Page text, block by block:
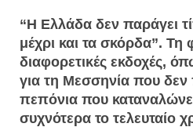
“Η Ελλάδα δεν παράγει
μέχρι και τα σκόρδα”.
διαφορετικές εκδοχές,
για τη Μεσσηνία που δεν
πεπόνια που
συχνότερα το τελευταίο